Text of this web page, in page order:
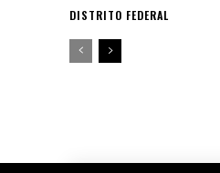
DISTRITO FEDERAL